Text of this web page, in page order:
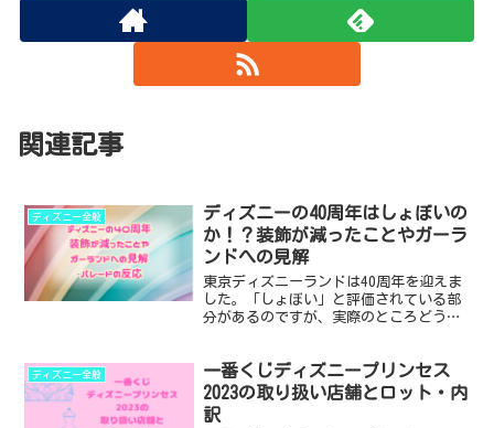
関連記事
ディズニー全般
ディズニーの40周年はしょぼいの
か！？装飾が減ったことやガーラ
ンドへの見解
東京ディズニーランドは40周年を迎えま
した。「しょぼい」と評価されている部
分があるのですが、実際のところどうな
ディズニーの40周年はしょぼいと言われ
てしまう理由 ・装...
ディズニー全般
一番くじディズニープリンセス
2023の取り扱い店舗とロット・内
訳